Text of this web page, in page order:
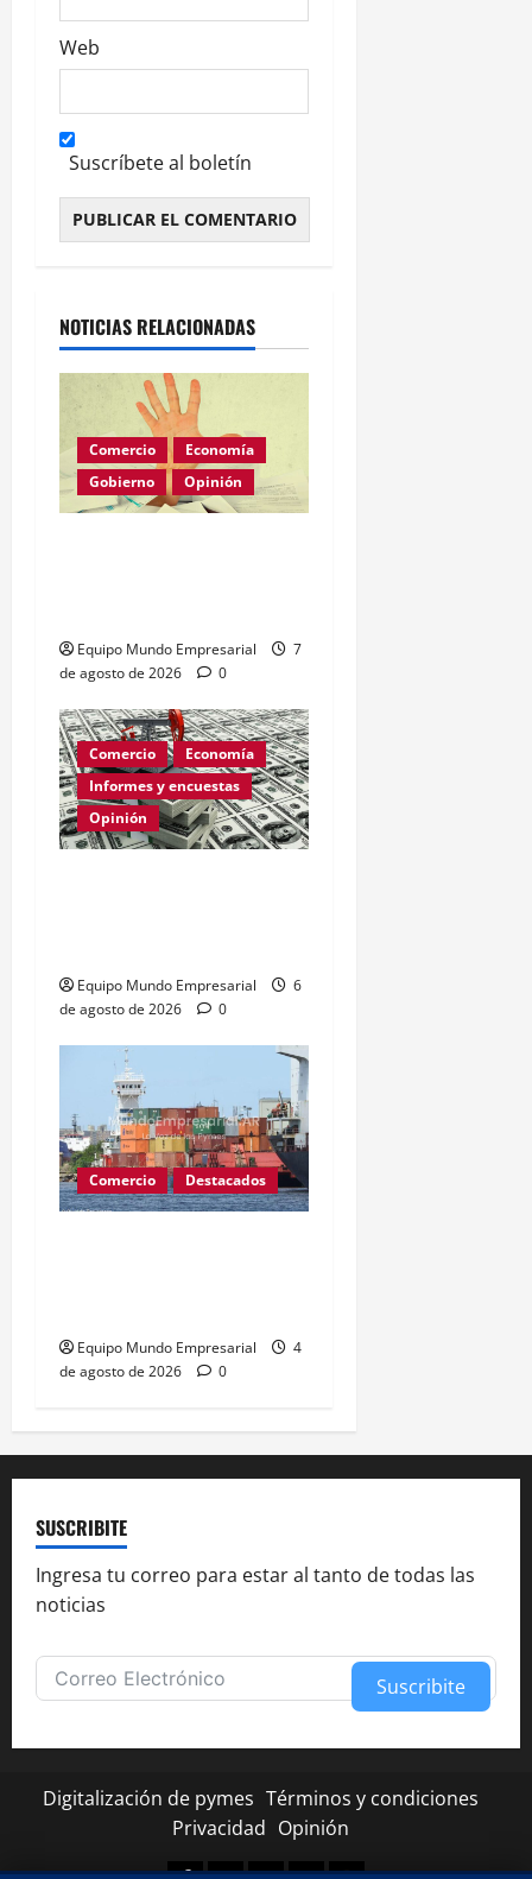
Web
Suscríbete al boletín
NOTICIAS RELACIONADAS
Comercio
Economía
Gobierno
Opinión
Equipo Mundo Empresarial
7
de agosto de 2026
0
Comercio
Economía
Informes y encuestas
Opinión
Equipo Mundo Empresarial
6
de agosto de 2026
0
Comercio Destacados
Equipo Mundo Empresarial
4
de agosto de 2026
0
SUSCRIBITE
Ingresa tu correo para estar al tanto de todas las
noticias
Suscribite
Digitalización de pymes Términos y condiciones
Privacidad Opinión